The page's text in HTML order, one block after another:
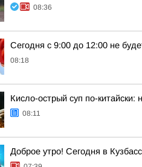
08:36
Сегодня с 9:00 до 12:00 не
08:18
Кисло-острый суп по-
08:11
Доброе утро! Сегодня в